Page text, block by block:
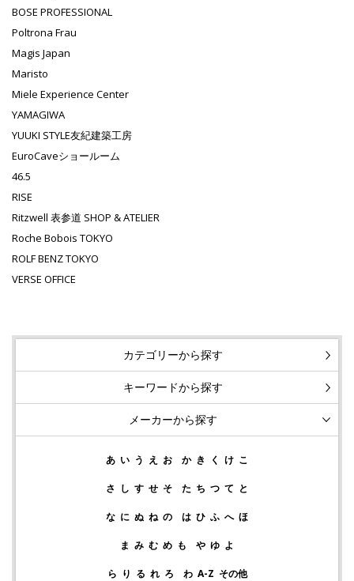
BOSE PROFESSIONAL
Poltrona Frau
Magis Japan
Maristo
Miele Experience Center
YAMAGIWA
YUUKI STYLE友紀建築工房
EuroCaveショールーム
46.5
RISE
Ritzwell 表参道 SHOP & ATELIER
Roche Bobois TOKYO
ROLF BENZ TOKYO
VERSE OFFICE
カテゴリーから探す
キーワードから探す
メーカーから探す
あ い う え お か き く け こ
さ し す せ そ た ち つ て と
な に ぬ ね の は ひ ふ へ ほ
ま み む め も や ゆ よ
ら り る れ ろ わ A-Z その他